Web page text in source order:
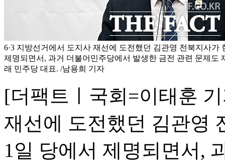
6·3 지방선거에서 도지사 재선에 도전했던 김관영 전북지사가
제명되면서, 과거 더불어민주당에서 발생한 금전 관련 문제도
래 민주당 대표. /남용희 기자
[더팩트ㅣ국회=이태훈
재선에 도전했던 김관영
1일 당에서 제명되면서,